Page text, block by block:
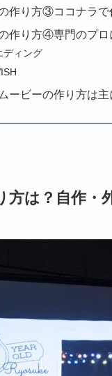
作り方③ココナラで
作り方④専門のプロ
ディング
ービーの作り方は
方は？自作・